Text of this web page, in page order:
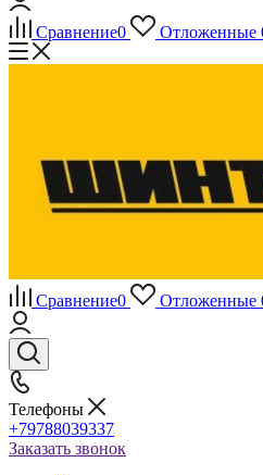
Сравнение0 Отложенные
Сравнение0 Отложенные
Телефоны
+79788039337
Заказать звонок